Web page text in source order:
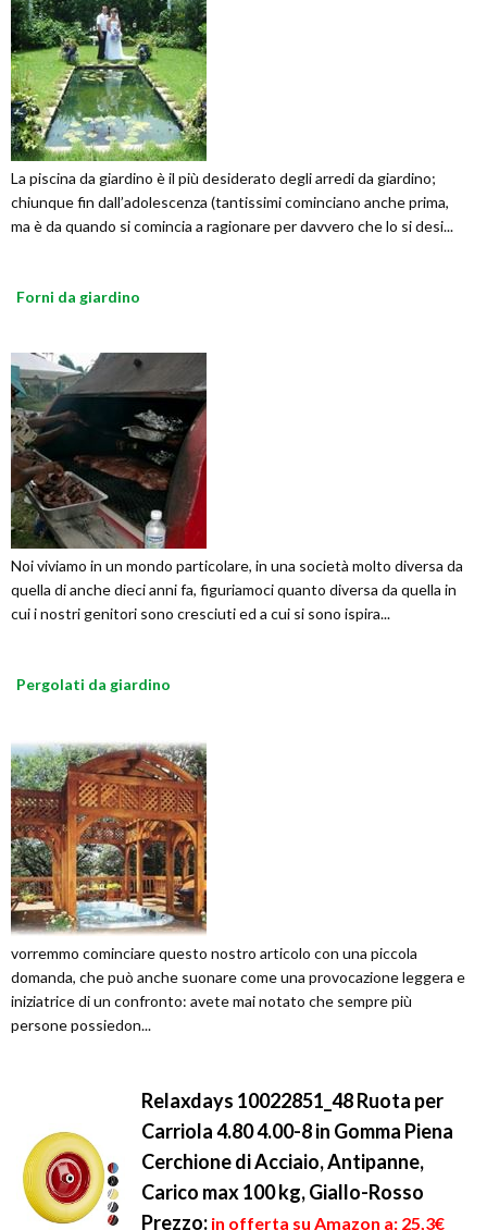
La piscina da giardino è il più desiderato degli arredi da giardino;
chiunque fin dall’adolescenza (tantissimi cominciano anche prima,
ma è da quando si comincia a ragionare per davvero che lo si desi...
Forni da giardino
Noi viviamo in un mondo particolare, in una società molto diversa da
quella di anche dieci anni fa, figuriamoci quanto diversa da quella in
cui i nostri genitori sono cresciuti ed a cui si sono ispira...
Pergolati da giardino
vorremmo cominciare questo nostro articolo con una piccola
domanda, che può anche suonare come una provocazione leggera e
iniziatrice di un confronto: avete mai notato che sempre più
persone possiedon...
Relaxdays 10022851_48 Ruota per
Carriola 4.80 4.00-8 in Gomma Piena
Cerchione di Acciaio, Antipanne,
Carico max 100 kg, Giallo-Rosso
Prezzo: in offerta su Amazon a: 25,3€